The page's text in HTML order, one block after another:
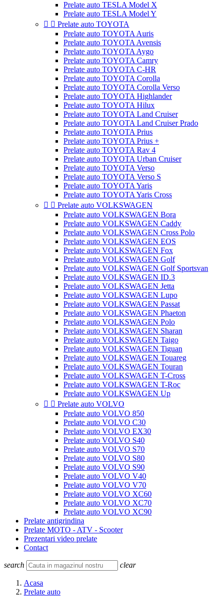
Prelate auto TESLA Model X
Prelate auto TESLA Model Y
  Prelate auto TOYOTA
Prelate auto TOYOTA Auris
Prelate auto TOYOTA Avensis
Prelate auto TOYOTA Aygo
Prelate auto TOYOTA Camry
Prelate auto TOYOTA C-HR
Prelate auto TOYOTA Corolla
Prelate auto TOYOTA Corolla Verso
Prelate auto TOYOTA Highlander
Prelate auto TOYOTA Hilux
Prelate auto TOYOTA Land Cruiser
Prelate auto TOYOTA Land Cruiser Prado
Prelate auto TOYOTA Prius
Prelate auto TOYOTA Prius +
Prelate auto TOYOTA Rav 4
Prelate auto TOYOTA Urban Cruiser
Prelate auto TOYOTA Verso
Prelate auto TOYOTA Verso S
Prelate auto TOYOTA Yaris
Prelate auto TOYOTA Yaris Cross
  Prelate auto VOLKSWAGEN
Prelate auto VOLKSWAGEN Bora
Prelate auto VOLKSWAGEN Caddy
Prelate auto VOLKSWAGEN Cross Polo
Prelate auto VOLKSWAGEN EOS
Prelate auto VOLKSWAGEN Fox
Prelate auto VOLKSWAGEN Golf
Prelate auto VOLKSWAGEN Golf Sportsvan
Prelate auto VOLKSWAGEN ID.3
Prelate auto VOLKSWAGEN Jetta
Prelate auto VOLKSWAGEN Lupo
Prelate auto VOLKSWAGEN Passat
Prelate auto VOLKSWAGEN Phaeton
Prelate auto VOLKSWAGEN Polo
Prelate auto VOLKSWAGEN Sharan
Prelate auto VOLKSWAGEN Taigo
Prelate auto VOLKSWAGEN Tiguan
Prelate auto VOLKSWAGEN Touareg
Prelate auto VOLKSWAGEN Touran
Prelate auto VOLKSWAGEN T-Cross
Prelate auto VOLKSWAGEN T-Roc
Prelate auto VOLKSWAGEN Up
  Prelate auto VOLVO
Prelate auto VOLVO 850
Prelate auto VOLVO C30
Prelate auto VOLVO EX30
Prelate auto VOLVO S40
Prelate auto VOLVO S70
Prelate auto VOLVO S80
Prelate auto VOLVO S90
Prelate auto VOLVO V40
Prelate auto VOLVO V70
Prelate auto VOLVO XC60
Prelate auto VOLVO XC70
Prelate auto VOLVO XC90
Prelate antigrindina
Prelate MOTO - ATV - Scooter
Prezentari video prelate
Contact
search clear
Acasa
Prelate auto